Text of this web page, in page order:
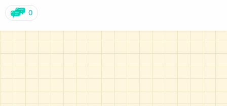
0